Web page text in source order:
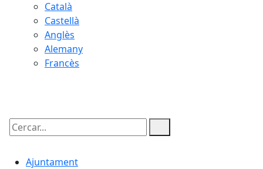
Català
Castellà
Anglès
Alemany
Francès
Cercar:
Ajuntament